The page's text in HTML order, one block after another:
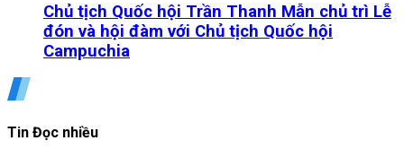
Chủ tịch Quốc hội Trần Thanh Mẫn chủ trì Lễ
đón và hội đàm với Chủ tịch Quốc hội
Campuchia
Tin Đọc nhiều